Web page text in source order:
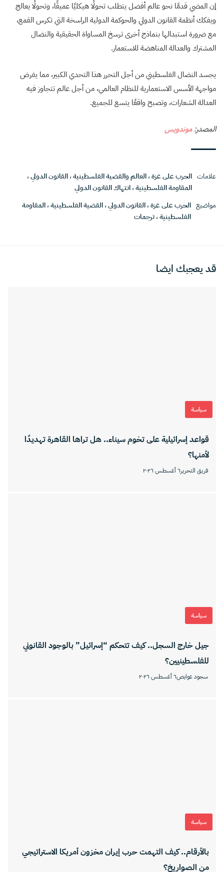
إن المضي قدمًا نحو عالم أفضل يتطلب تحولًا هيكليًا عميقًا، وتحولًا يعالج
ويفكك أنظمة القانون الدولي والحوكمة الدولية الراسخة التي تكرس القمع،
مع ضرورة استبدالها بنماذج أخرى ترسخ المساواة الحقيقية والنضال
المشترك والعدالة المناهضة للاستعمار.
يجسد النضال الفلسطيني من أجل التحرر هذا التحدي الكبير، مما يفرض
مواجهة الأسس الاستعمارية للنظام العالمي، من أجل عالم تتجاوز فيه
العدالة الشعارات، وتصبح واقعًا يتسع للجميع.
المصدر:موندويس
علامات الحرب على غزة،العالم والقضية الفلسطينية،القانون الدولي،
المقاومة الفلسطينية،انتهاك القانون الدولي
مواضيع الحرب على غزة،القانون الدولي،القضية الفلسطينية،المقاومة
الفلسطينية،ترجمات
قد يعجبك ايضا
سياسة
قواعد إسرائيلية على تخوم سيناء.. هل تراها القاهرة تهديدًا
لأمنها؟
فريق التحرير٦ أغسطس ٢٠٢٦
سياسة
جيل خارج السجل.. كيف تتحكم “إسرائيل” بالوجود القانوني
للفلسطينيين؟
سجود عوايص٦ أغسطس ٢٠٢٦
سياسة
بالأرقام.. كيف التهمت حرب إيران مخزون أمريكا الاستراتيجي
من الصواريخ؟